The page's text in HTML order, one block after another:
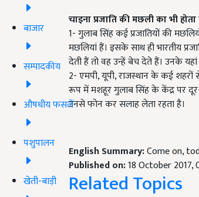
बाजार
सम्पादकीय
औषधीय फसलें
पशुपालन
खेती-बाड़ी
चाइना प्रजाति की मछली का भी
1- गुलाब सिंह कई प्रजातियों की
मछलियां हैं। इसके साथ ही भारतीय
देती हैं तो वह उन्हें बेच देते हैं। उनके
2- एमपी, यूपी, राजस्थान के कई
रूप में मशहूर गुलाब सिंह के केंद्र पर
उनसे फोन कर सलाह लेता रहता है।​
English Summary:Come on,
Published on:18 October 2017,
Related Topics